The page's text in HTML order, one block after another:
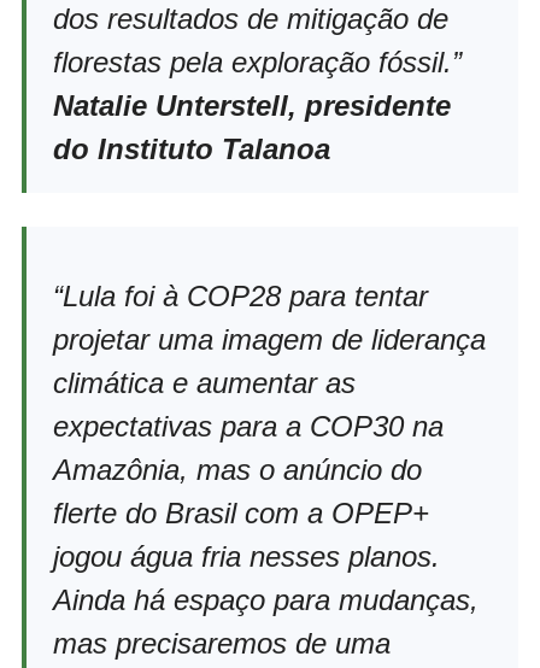
dos resultados de mitigação de
florestas pela exploração fóssil.”
Natalie Unterstell, presidente
do Instituto Talanoa
“Lula foi à COP28 para tentar
projetar uma imagem de liderança
climática e aumentar as
expectativas para a COP30 na
Amazônia, mas o anúncio do
flerte do Brasil com a OPEP+
jogou água fria nesses planos.
Ainda há espaço para mudanças,
mas precisaremos de uma